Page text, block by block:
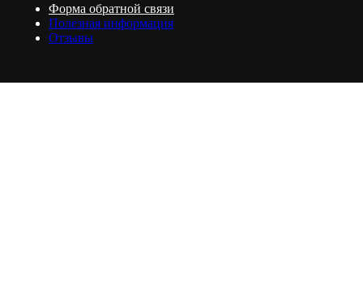
Форма обратной связи
Полезная информация
Отзывы